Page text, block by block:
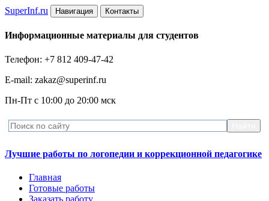
SuperInf.ru Навигация Контакты
Информационные материалы для студентов
Телефон: +7 812 409-47-42
E-mail: zakaz@superinf.ru
Пн-Пт с 10:00 до 20:00 мск
Лучшие работы по логопедии и коррекционной педагогике
Главная
Готовые работы
Заказать работу